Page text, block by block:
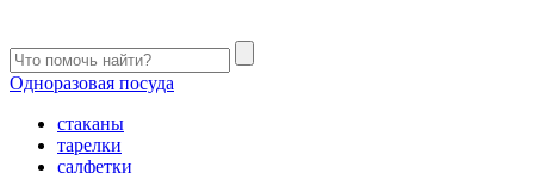
Одноразовая посуда
стаканы
тарелки
салфетки